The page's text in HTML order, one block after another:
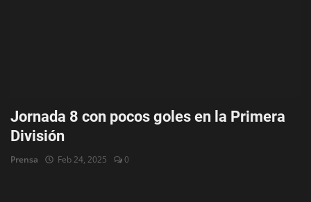
Jornada 8 con pocos goles en la Primera
División
Prensa Feb 24, 2025 0